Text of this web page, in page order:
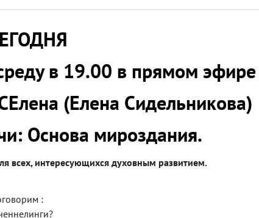
в 19.00 в прямом эфире
(Елена Сидельникова)
Основа мироздания.
всех, интересующихся духовным развитием.
: